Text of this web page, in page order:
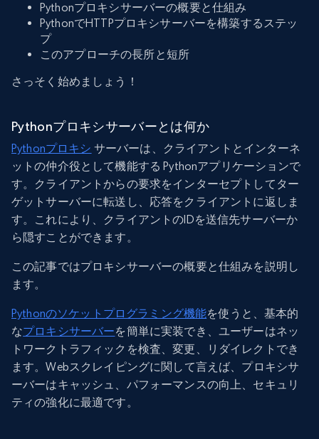
Pythonプロキシサーバーの概要と仕組み
PythonでHTTPプロキシサーバーを構築するステッ
プ
このアプローチの長所と短所
さっそく始めましょう！
Pythonプロキシサーバーとは何か
Pythonプロキシ サーバーは、クライアントとインターネ
ットの仲介役として機能する Pythonアプリケーションで
す。クライアントからの要求をインターセプトしてター
ゲットサーバーに転送し、応答をクライアントに返しま
す。これにより、クライアントのIDを送信先サーバーか
ら隠すことができます。
この記事ではプロキシサーバーの概要と仕組みを説明し
ます。
Pythonのソケットプログラミング機能を使うと、基本的
なプロキシサーバーを簡単に実装でき、ユーザーはネッ
トワークトラフィックを検査、変更、リダイレクトでき
ます。Webスクレイピングに関して言えば、プロキシサ
ーバーはキャッシュ、パフォーマンスの向上、セキュリ
ティの強化に最適です。